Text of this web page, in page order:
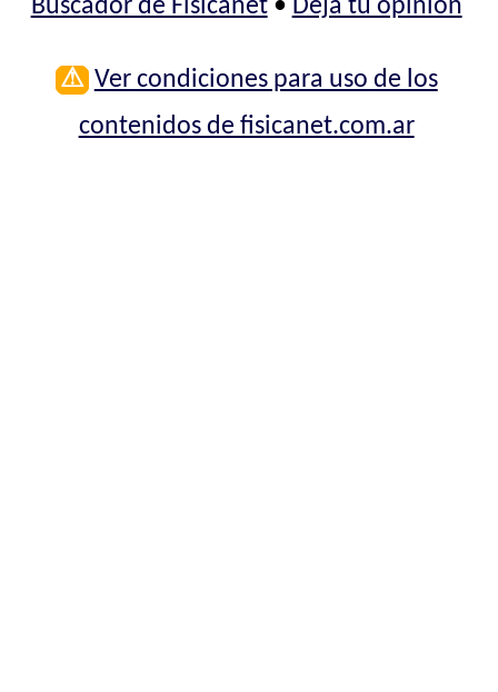
Buscador de Fisicanet• Deja tu opinión
⚠ Ver condiciones para uso de los
contenidos de fisicanet.com.ar